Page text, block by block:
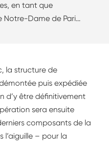
en tant que
Dame de Paris,
la structure de
puis expédiée
d’y être définitivement
sera ensuite
composants de la
l’aiguille – pour la